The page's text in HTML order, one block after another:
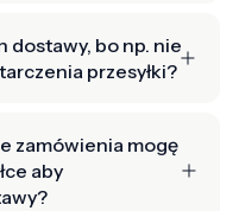
dostawy, bo np. nie
przesyłki?
zamówienia mogę
aby